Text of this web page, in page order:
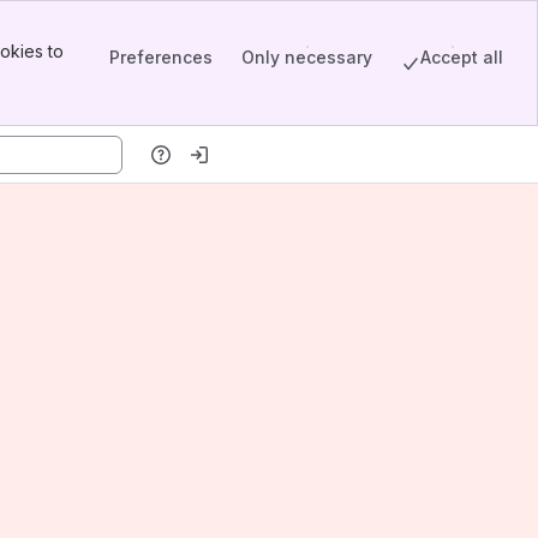
to
Preferences Only necessary Accept all